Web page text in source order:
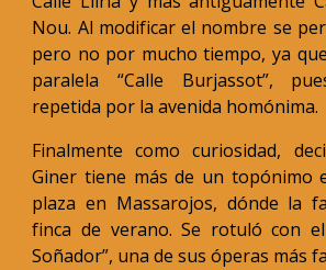
Nou. Al modificar el nombre se
pero no por mucho tiempo, ya
paralela “Calle Burjassot”,
repetida por la avenida homónima.
Finalmente como curiosidad,
Giner tiene más de un topónimo
plaza en Massarojos, dónde la
finca de verano. Se rotuló con
Soñador”, una de sus óperas más